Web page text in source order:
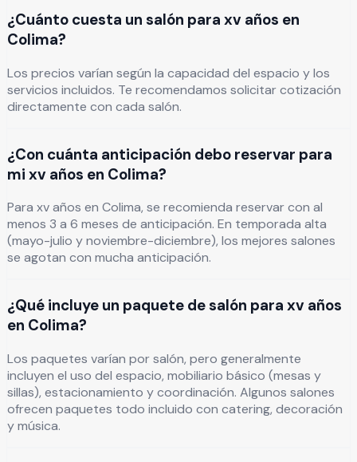
¿Cuánto cuesta un salón para xv años en
Colima?
Los precios varían según la capacidad del espacio y los
servicios incluidos. Te recomendamos solicitar cotización
directamente con cada salón.
¿Con cuánta anticipación debo reservar para
mi xv años en Colima?
Para xv años en Colima, se recomienda reservar con al
menos 3 a 6 meses de anticipación. En temporada alta
(mayo-julio y noviembre-diciembre), los mejores salones
se agotan con mucha anticipación.
¿Qué incluye un paquete de salón para xv años
en Colima?
Los paquetes varían por salón, pero generalmente
incluyen el uso del espacio, mobiliario básico (mesas y
sillas), estacionamiento y coordinación. Algunos salones
ofrecen paquetes todo incluido con catering, decoración
y música.